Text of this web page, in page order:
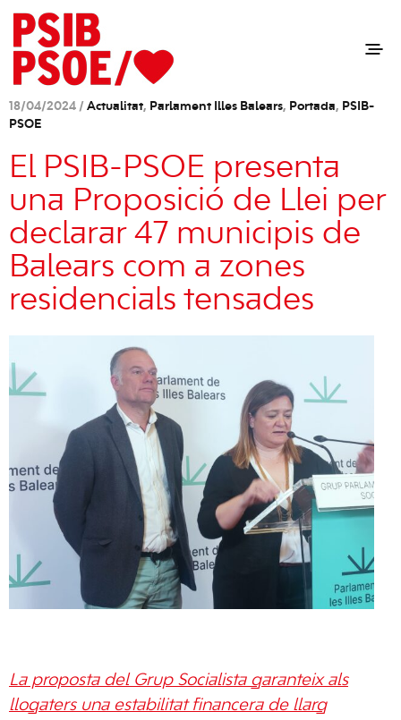
18/04/2024 / Actualitat, Parlament Illes Balears, Portada, PSIB-
PSOE
El PSIB-PSOE presenta
una Proposició de Llei per
declarar 47 municipis de
Balears com a zones
residencials tensades
La proposta del Grup Socialista garanteix als
llogaters una estabilitat financera de llarg